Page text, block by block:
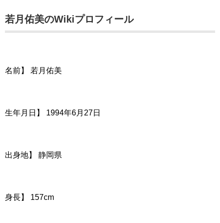
若月佑美のWikiプロフィール
名前】 若月佑美
生年月日】 1994年6月27日
出身地】 静岡県
身長】 157cm